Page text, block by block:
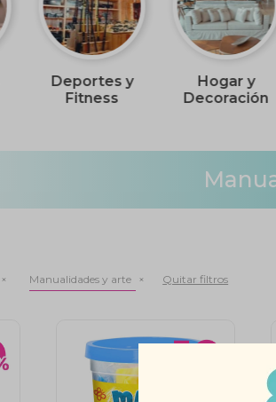
Deportes y
Fitness
Hogar y
Decoración
Manualidades y arte Quitar filtros